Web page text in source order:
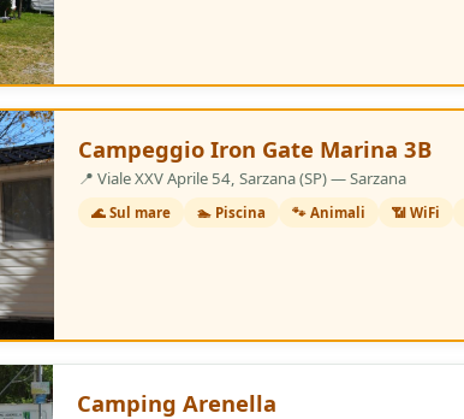
Campeggio Iron Gate Marina 3B
3 Stelle
📍 Viale XXV Aprile 54, Sarzana (SP) — Sarzana
🌊 Sul mare 🏊 Piscina 🐾 Animali 📶 WiFi
Camping Arenella
2 Stelle